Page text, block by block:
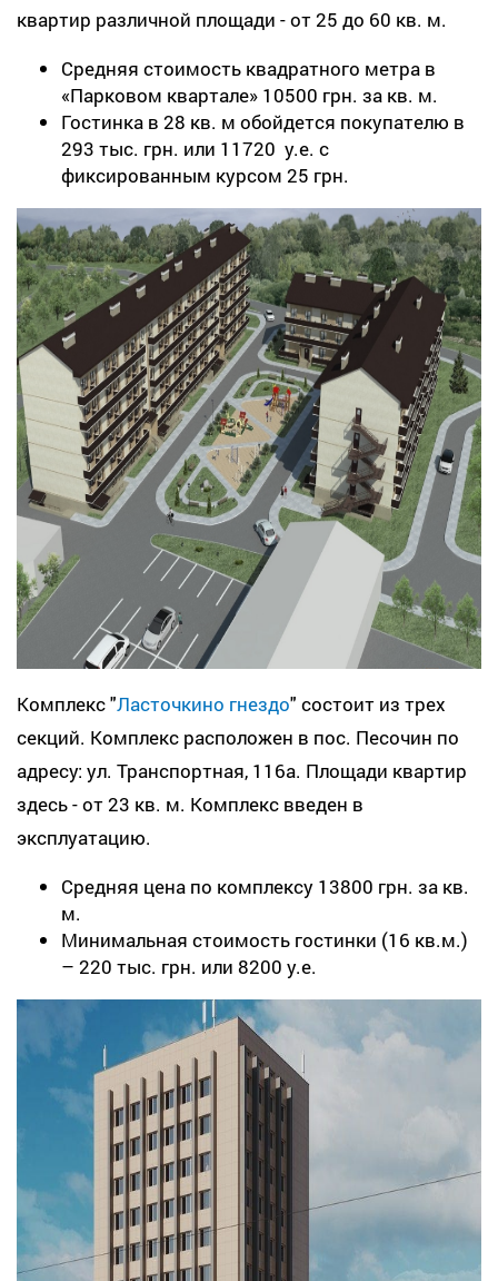
квартир различной площади - от 25 до 60 кв. м.
Средняя стоимость квадратного метра в
«Парковом квартале» 10500 грн. за кв. м.
Гостинка в 28 кв. м обойдется покупателю в
293 тыс. грн. или 11720 у.е. с
фиксированным курсом 25 грн.
Комплекс "Ласточкино гнездо" состоит из трех
секций. Комплекс расположен в пос. Песочин по
адресу: ул. Транспортная, 116а. Площади квартир
здесь - от 23 кв. м. Комплекс введен в
эксплуатацию.
Средняя цена по комплексу 13800 грн. за кв.
м.
Минимальная стоимость гостинки (16 кв.м.)
– 220 тыс. грн. или 8200 у.е.